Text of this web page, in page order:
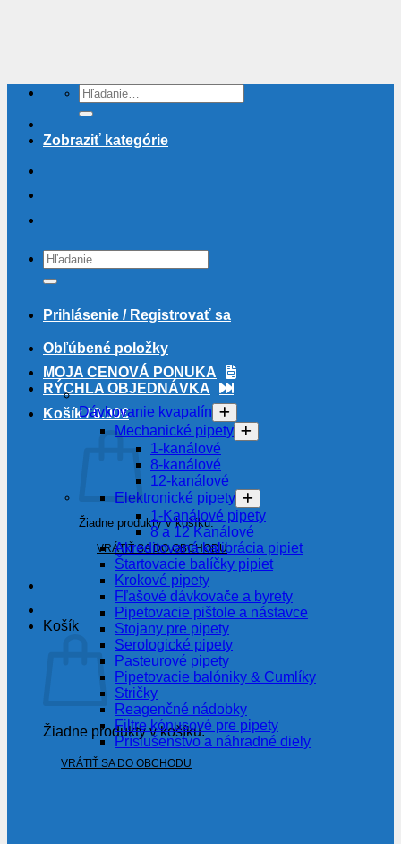
Hľadať:
Prihlásenie / Registrovať sa
Obľúbené položky
MOJA CENOVÁ PONUKA
RÝCHLA OBJEDNÁVKA
Košík /0.00€
Žiadne produkty v košíku.
VRÁTIŤ SA DO OBCHODU
Košík
Žiadne produkty v košíku.
VRÁTIŤ SA DO OBCHODU
Hľadať:
Zobraziť kategórie
Dávkovanie kvapalín
Mechanické pipety
1-kanálové
8-kanálové
12-kanálové
Elektronické pipety
1-Kanálové pipety
8 a 12 Kanálové
Akreditovaná kalibrácia pipiet
Štartovacie balíčky pipiet
Krokové pipety
Fľašové dávkovače a byrety
Pipetovacie pištole a nástavce
Stojany pre pipety
Serologické pipety
Pasteurové pipety
Pipetovacie balóniky & Cumlíky
Stričky
Reagenčné nádobky
Filtre kónusové pre pipety
Príslušenstvo a náhradné diely